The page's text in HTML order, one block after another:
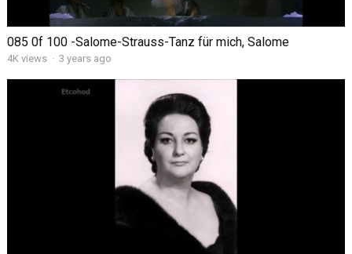
085 0f 100 -Salome-Strauss-Tanz für mich, Salome
4K views · 3 years ago